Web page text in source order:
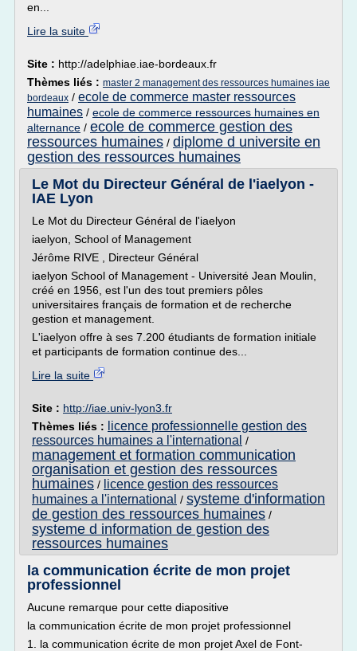
en...
Lire la suite
Site : http://adelphiae.iae-bordeaux.fr
Thèmes liés : master 2 management des ressources humaines iae
bordeaux / ecole de commerce master ressources
humaines / ecole de commerce ressources humaines en
alternance / ecole de commerce gestion des
ressources humaines / diplome d universite en
gestion des ressources humaines
Le Mot du Directeur Général de l'iaelyon -
IAE Lyon
Le Mot du Directeur Général de l'iaelyon
iaelyon, School of Management
Jérôme RIVE , Directeur Général
iaelyon School of Management - Université Jean Moulin,
créé en 1956, est l'un des tout premiers pôles
universitaires français de formation et de recherche
gestion et management.
L'iaelyon offre à ses 7.200 étudiants de formation initiale
et participants de formation continue des...
Lire la suite
Site : http://iae.univ-lyon3.fr
Thèmes liés :
licence professionnelle gestion des
ressources humaines a l'international /
management et formation communication
organisation et gestion des ressources
humaines / licence gestion des ressources
humaines a l'international / systeme d'information
de gestion des ressources humaines /
systeme d information de gestion des
ressources humaines
la communication écrite de mon projet
professionnel
Aucune remarque pour cette diapositive
la communication écrite de mon projet professionnel
1. la communication écrite de mon projet Axel de Font-